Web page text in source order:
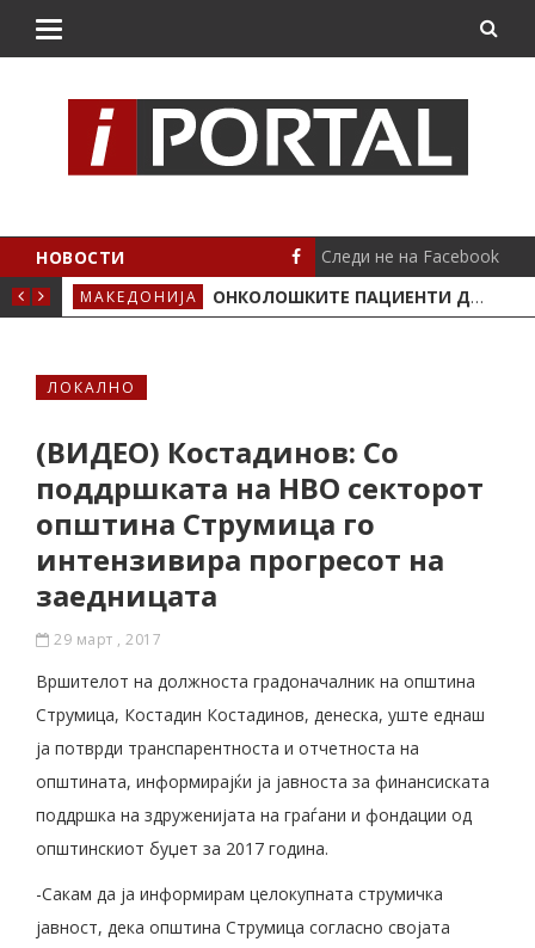
НОВОСТИ
СО СМРТТА
МАКЕДОНИЈА ОНКОЛОШКИТЕ ПАЦИЕНТИ ДЕНЕСКА ИЗЛЕГУВААТ НА ПРОТЕСТ – ПОВТОРНО НЕДОСТИГААТ ЛЕКОВИ
Следи не на Facebook
ЛОКАЛНО
(ВИДЕО) Костадинов: Со
поддршката на НВО секторот
општина Струмица го
интензивира прогресот на
заедницата
29 март , 2017
Вршителот на должноста градоначалник на општина
Струмица, Костадин Костадинов, денеска, уште еднаш
ја потврди транспарентноста и отчетноста на
општината, информирајќи ја јавноста за финансиската
поддршка на здруженијата на граѓани и фондации од
општинскиот буџет за 2017 година.
-Сакам да ја информирам целокупната струмичка
јавност, дека општина Струмица согласно својата